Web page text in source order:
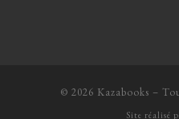
© 2026 Kazabooks –
Site réalisé